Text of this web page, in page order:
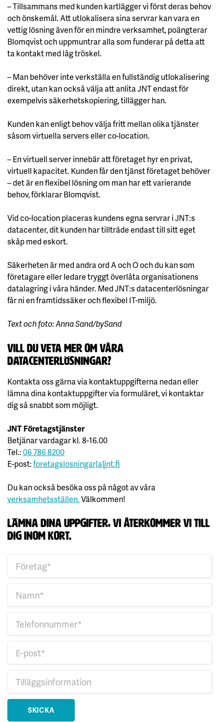
– Tillsammans med kunden kartlägger vi först deras behov
och önskemål. Att utlokalisera sina servrar kan vara en
vettig lösning även för en mindre verksamhet, poängterar
Blomqvist och uppmuntrar alla som funderar på detta att
ta kontakt med låg tröskel.
– Man behöver inte verkställa en fullständig utlokalisering
direkt, utan kan också välja att anlita JNT endast för
exempelvis säkerhetskopiering, tillägger han.
Kunden kan enligt behov välja fritt mellan olika tjänster
såsom virtuella servers eller co-location.
– En virtuell server innebär att företaget hyr en privat,
virtuell kapacitet. Kunden får den tjänst företaget behöver
– det är en flexibel lösning om man har ett varierande
behov, förklarar Blomqvist.
Vid co-location placeras kundens egna servrar i JNT:s
datacenter, dit kunden har tillträde endast till sitt eget
skåp med eskort.
Säkerheten är med andra ord A och O och du kan som
företagare eller ledare tryggt överlåta organisationens
datalagring i våra händer. Med JNT:s datacenterlösningar
får ni en framtidssäker och flexibel IT-miljö.
Text och foto: Anna Sand/bySand
Vill du veta mer om våra
datacenterlösningar?
Kontakta oss gärna via kontaktuppgifterna nedan eller
lämna dina kontaktuppgifter via formuläret, vi kontaktar
dig så snabbt som möjligt.
JNT Företagstjänster
Betjänar vardagar kl. 8-16.00
Tel.:06 786 8200
E-post:foretagslosningar[a]jnt.fi
Du kan också besöka oss på något av våra
verksamhetsställen.Välkommen!
lämna dina uppgifter, vi återkommer vi till
dig inom kort.
SKICKA